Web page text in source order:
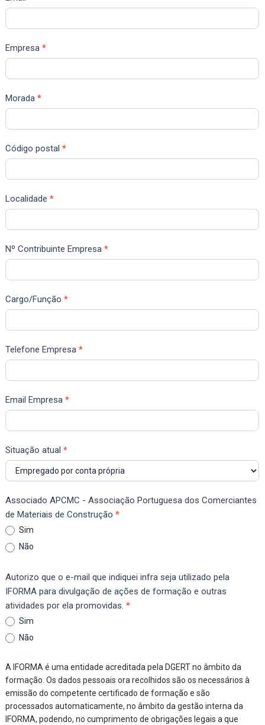
Empresa*
Morada*
Código postal*
Localidade*
Nº Contribuinte Empresa*
Cargo/Função*
Telefone Empresa*
Email Empresa*
Situação atual*
Associado APCMC - Associação Portuguesa dos Comerciantes
de Materiais de Construção*
Sim
Não
Autorizo que o e-mail que indiquei infra seja utilizado pela
IFORMA para divulgação de ações de formação e outras
atividades por ela promovidas.*
Sim
Não
A IFORMA é uma entidade acreditada pela DGERT no âmbito da
formação. Os dados pessoais ora recolhidos são os necessários à
emissão do competente certificado de formação e são
processados automaticamente, no âmbito da gestão interna da
IFORMA, podendo, no cumprimento de obrigações legais a que